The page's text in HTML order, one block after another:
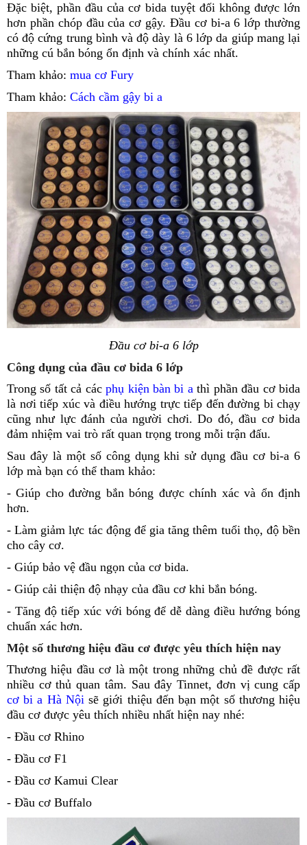
Đặc biệt, phần đầu của cơ bida tuyệt đối không được lớn
hơn phần chóp đầu của cơ gậy. Đầu cơ bi-a 6 lớp thường
có độ cứng trung bình và độ dày là 6 lớp da giúp mang lại
những cú bắn bóng ổn định và chính xác nhất.
Tham khảo: mua cơ Fury
Tham khảo: Cách cầm gậy bi a
Đầu cơ bi-a 6 lớp
Công dụng của đầu cơ bida 6 lớp
Trong số tất cả cácphụ kiện bàn bi a thì phần đầu cơ bida
là nơi tiếp xúc và điều hướng trực tiếp đến đường bi chạy
cũng như lực đánh của người chơi. Do đó, đầu cơ bida
đảm nhiệm vai trò rất quan trọng trong mỗi trận đấu.
Sau đây là một số công dụng khi sử dụng đầu cơ bi-a 6
lớp mà bạn có thể tham khảo:
- Giúp cho đường bắn bóng được chính xác và ổn định
hơn.
-Làm giảm lực tác động để gia tăng thêm tuổi thọ, độ bền
cho cây cơ.
- Giúp bảo vệ đầu ngọn của cơ bida.
- Giúp cải thiện độ nhạy của đầu cơ khi bắn bóng.
- Tăng độ tiếp xúc với bóng để dễ dàng điều hướng bóng
chuẩn xác hơn.
Một số thương hiệu đầu cơ được yêu thích hiện nay
Thương hiệu đầu cơ là một trong những chủ đề được rất
nhiều cơ thủ quan tâm. Sau đây Tinnet, đơn vị cung cấp
cơ bi a Hà Nội sẽ giới thiệu đến bạn một số thương hiệu
đầu cơ được yêu thích nhiều nhất hiện nay nhé:
- Đầu cơ Rhino
- Đầu cơ F1
- Đầu cơ Kamui Clear
- Đầu cơ Buffalo